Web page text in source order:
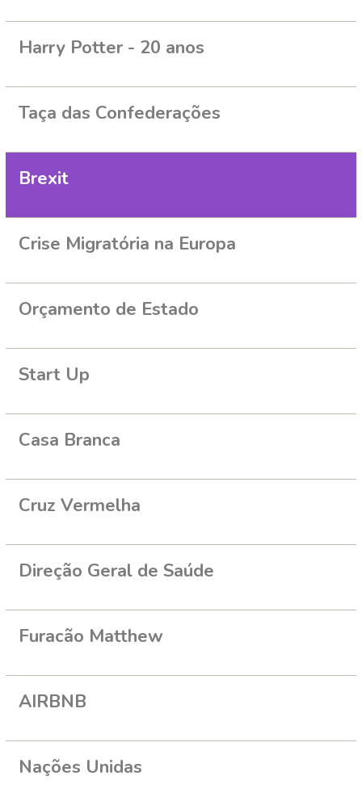
Harry Potter - 20 anos
Taça das Confederações
Brexit
Crise Migratória na Europa
Orçamento de Estado
Start Up
Casa Branca
Cruz Vermelha
Direção Geral de Saúde
Furacão Matthew
AIRBNB
Nações Unidas